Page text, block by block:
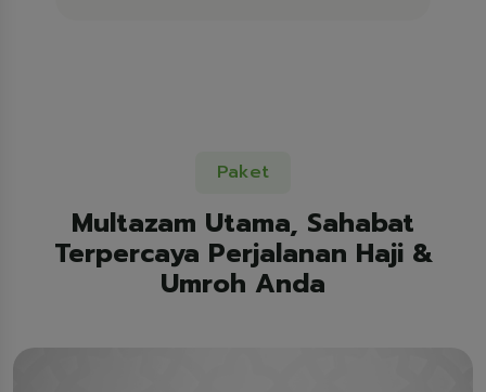
Paket
Multazam Utama, Sahabat
Terpercaya Perjalanan Haji &
Umroh Anda